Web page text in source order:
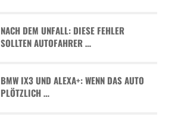
NACH DEM UNFALL: DIESE FEHLER
SOLLTEN AUTOFAHRER …
BMW IX3 UND ALEXA+: WENN DAS AUTO
PLÖTZLICH …